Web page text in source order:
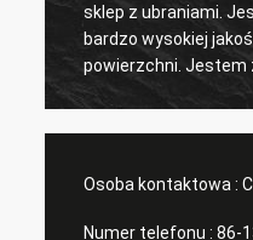
Pojawiły się półki
bożonarodzeniowe. Po zainstalowaniu
Osoba kontaktowa :
Numer telefonu : 86-